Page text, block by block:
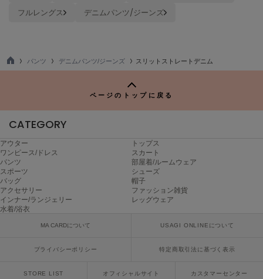
null.
オニツカ タイガー
オルグ
ORR
オル
パトリック
Philly chocolate
フルレングス
デニムパンツ/ジーンズ
TO
パンツ デニムパンツ/ジーンズ スリットストレートデニム
ページのトップに戻る
CATEGORY
アウター
トップス
ワンピース/ドレス
スカート
パンツ
部屋着/ルームウェア
スポーツ
シューズ
バッグ
帽子
アクセサリー
ファッション雑貨
インナー/ランジェリー
レッグウェア
水着/浴衣
MA CARDについて USAGI ONLINEについて
プライバシーポリシー 特定商取引法に基づく表示
STORE LIST オフィシャルサイト カスタマーセンター